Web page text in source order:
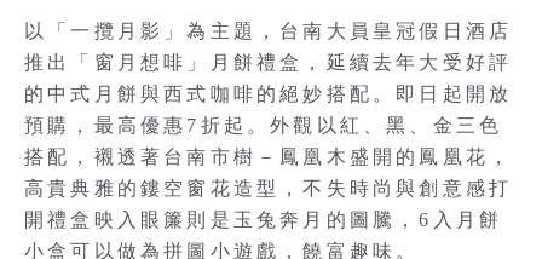
以「一攬月影」為主題，台南大員皇冠假日酒店
推出「窗月想啡」月餅禮盒，延續去年大受好評
的中式月餅與西式咖啡的絕妙搭配。即日起開放
預購，最高優惠7折起。外觀以紅、黑、金三色
搭配，襯透著台南市樹－鳳凰木盛開的鳳凰花，
高貴典雅的鏤空窗花造型，不失時尚與創意感打
開禮盒映入眼簾則是玉兔奔月的圖騰，6入月餅
小盒可以做為拼圖小遊戲，饒富趣味。